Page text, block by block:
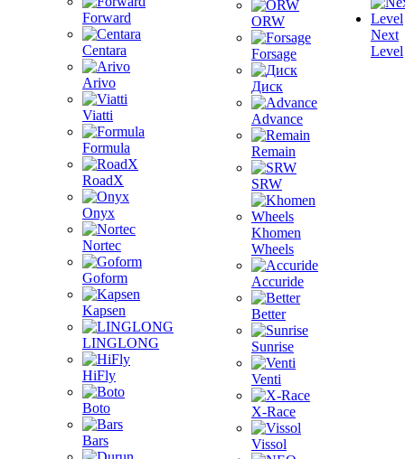
Forward
Centara
Arivo
Viatti
Formula
RoadX
Onyx
Nortec
Goform
Kapsen
LINGLONG
HiFly
Boto
Bars
ORW
Forsage
Диск
Advance
Remain
SRW
Khomen
Wheels
Accuride
Better
Sunrise
Venti
X-Race
Vissol
Next
Level